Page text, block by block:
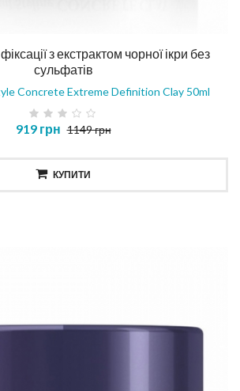
з екстрактом чорної ікри без
сульфатів
Concrete Extreme Definition Clay 50ml
919 грн 1149 грн
КУПИТИ